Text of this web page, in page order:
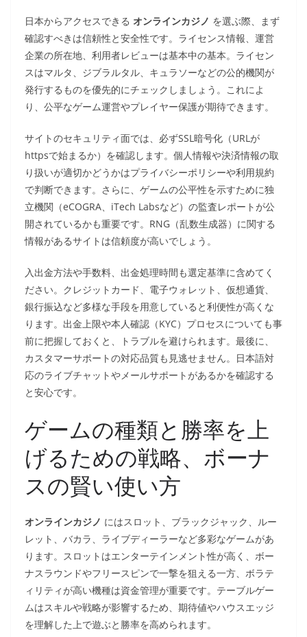
日本からアクセスできる オンラインカジノ を選ぶ際、まず
確認すべきは信頼性と安全性です。ライセンス情報、運営
企業の所在地、利用者レビューは基本中の基本。ライセン
スはマルタ、ジブラルタル、キュラソーなどの公的機関が
発行するものを優先的にチェックしましょう。これによ
り、公平なゲーム運営やプレイヤー保護が期待できます。
サイトのセキュリティ面では、必ずSSL暗号化（URLが
httpsで始まるか）を確認します。個人情報や決済情報の取
り扱いが適切かどうかはプライバシーポリシーや利用規約
で判断できます。さらに、ゲームの公平性を示すために独
立機関（eCOGRA、iTech Labsなど）の監査レポートが公
開されているかも重要です。RNG（乱数生成器）に関する
情報があるサイトは信頼度が高いでしょう。
入出金方法や手数料、出金処理時間も選定基準に含めてく
ださい。クレジットカード、電子ウォレット、仮想通貨、
銀行振込など多様な手段を用意していると利便性が高くな
ります。出金上限や本人確認（KYC）プロセスについても事
前に把握しておくと、トラブルを避けられます。最後に、
カスタマーサポートの対応品質も見逃せません。日本語対
応のライブチャットやメールサポートがあるかを確認する
と安心です。
ゲームの種類と勝率を上
げるための戦略、ボーナ
スの賢い使い方
オンラインカジノ にはスロット、ブラックジャック、ルー
レット、バカラ、ライブディーラーなど多彩なゲームがあ
ります。スロットはエンターテインメント性が高く、ボー
ナスラウンドやフリースピンで一撃を狙える一方、ボラテ
ィリティが高い機種は資金管理が重要です。テーブルゲー
ムはスキルや戦略が影響するため、期待値やハウスエッジ
を理解した上で遊ぶと勝率を高められます。